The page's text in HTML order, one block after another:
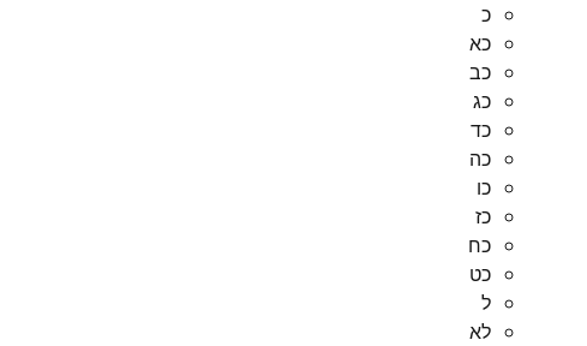
כ
כא
כב
כג
כד
כה
כו
כז
כח
כט
ל
לא